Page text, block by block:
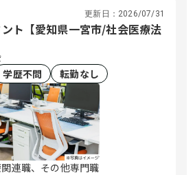
更新日： 2026/07/31
ト【愛知県一宮市/社会医療法
学歴不問 転勤なし
連職、その他専門職